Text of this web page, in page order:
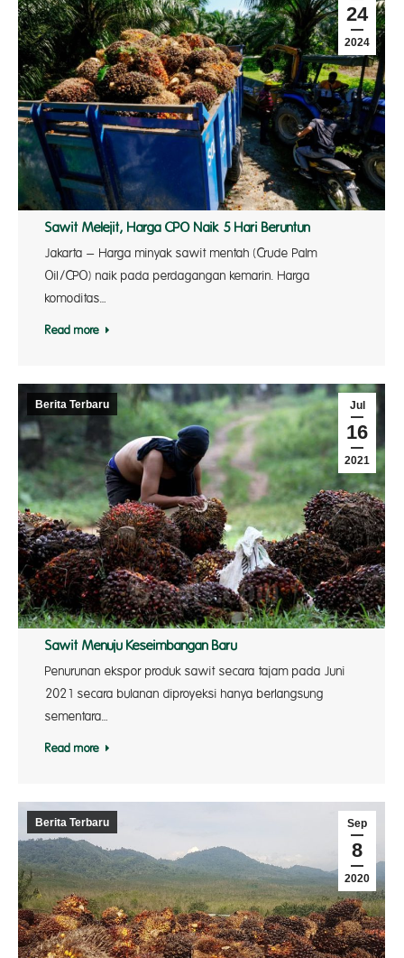
24
2024
Sawit Melejit, Harga CPO Naik 5 Hari Beruntun
Jakarta – Harga minyak sawit mentah (Crude Palm
Oil/CPO) naik pada perdagangan kemarin. Harga
komoditas…
Read more
Jul
16
2021
Berita Terbaru
Sawit Menuju Keseimbangan Baru
Penurunan ekspor produk sawit secara tajam pada Juni
2021 secara bulanan diproyeksi hanya berlangsung
sementara…
Read more
Sep
8
2020
Berita Terbaru